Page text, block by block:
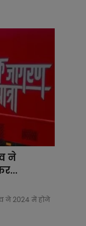
ने
ने 2024 में होने